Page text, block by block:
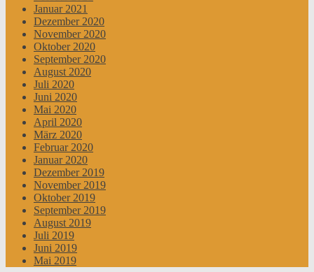
Januar 2021
Dezember 2020
November 2020
Oktober 2020
September 2020
August 2020
Juli 2020
Juni 2020
Mai 2020
April 2020
März 2020
Februar 2020
Januar 2020
Dezember 2019
November 2019
Oktober 2019
September 2019
August 2019
Juli 2019
Juni 2019
Mai 2019